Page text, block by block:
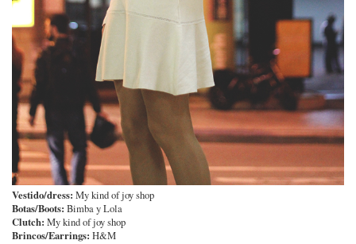
Vestido/dress: My kind of joy shop
Botas/Boots: Bimba y Lola
Clutch: My kind of joy shop
Brincos/Earrings: H&M